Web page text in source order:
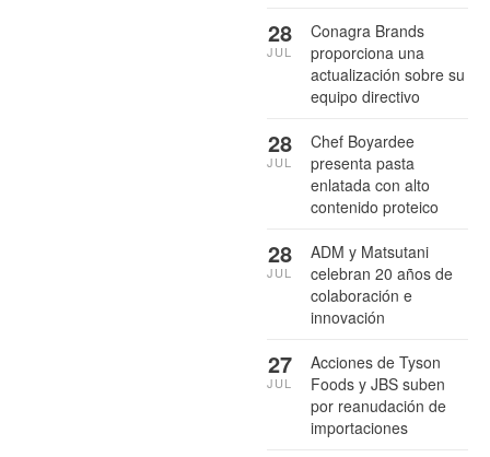
Conagra Brands
proporciona una
actualización sobre su
equipo directivo
28
JUL
Chef Boyardee
presenta pasta
enlatada con alto
contenido proteico
28
JUL
ADM y Matsutani
celebran 20 años de
colaboración e
innovación
28
JUL
Acciones de Tyson
Foods y JBS suben
por reanudación de
importaciones
27
JUL